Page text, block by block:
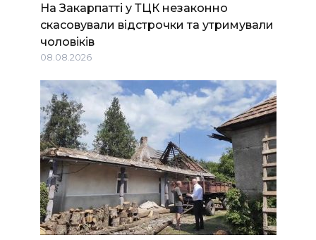
На Закарпатті у ТЦК незаконно
скасовували відстрочки та утримували
чоловіків
08.08.2026